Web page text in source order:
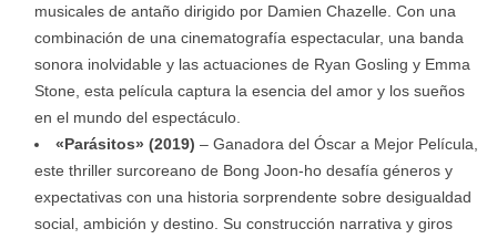
musicales de antaño dirigido por Damien Chazelle. Con una
combinación de una cinematografía espectacular, una banda
sonora inolvidable y las actuaciones de Ryan Gosling y Emma
Stone, esta película captura la esencia del amor y los sueños
en el mundo del espectáculo.
«Parásitos» (2019) – Ganadora del Óscar a Mejor Película,
este thriller surcoreano de Bong Joon-ho desafía géneros y
expectativas con una historia sorprendente sobre desigualdad
social, ambición y destino. Su construcción narrativa y giros